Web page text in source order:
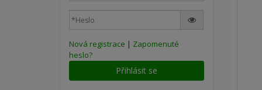
Nová registrace | Zapomenuté
heslo?
Přihlásit se